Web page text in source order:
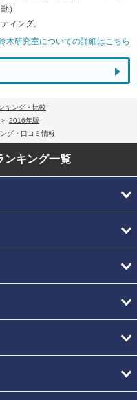
）
ィング。
木研究室についての詳細はこちら
キング・比較
2016年版
グ・口コミ情報
ンキング一覧